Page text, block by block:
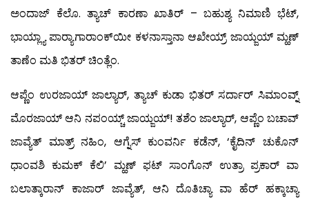
ಅಂದಾಜ್ ಕೆಲೊ. ತ್ಯಾಚ್ ಕಾರಣಾ ಖಾತಿರ್ – ಬಹುಶ್ಯ ನಿಮಾಣಿ ಭೆಟ್,
ಭಾಯ್ಲ್ಯಾ ಪಾರ್‍ಯಾಗಾರಾಂಕ್‍ಯೀ ಕಳನಾಸ್ತಾನಾ ಆಖೇಯ್ರ್ ಜಾಯ್ಜಯ್ ಮ್ಹಣ್
ತಾಣೆಂ ಮತಿ ಭಿತರ್ ಚಿಂತ್ಲೆಂ.
ಆಪ್ಣೆಂ ಉರಜಾಯ್ ಜಾಲ್ಯಾರ್, ತ್ಯಾಚ್ ಕುಡಾ ಭಿತರ್ ಸರ್ದಾರ್ ಸಿಮಾಂವ್ನ್
ಮೊರಜಾಯ್ ಆನಿ ನಪಂಯ್ಚ್ ಜಾಯ್ಜಯ್! ತಶೆಂ ಜಾಲ್ಯಾರ್, ಆಪ್ಣೆಂ ಬಚಾವ್
ಜಾವ್ಯೆತ್ ಮಾತ್ರ್ ನಹಿಂ, ಆಗ್ನೆಸ್ ಕುಂವರ್ನಿ ಕಡೆನ್, ‘ಕೈದಿನ್ ಚುಕೊನ್
ಧಾಂವಶಿ ಕುಮಕ್ ಕೆಲಿ’ ಮ್ಹಣ್ ಫಟ್ ಸಾಂಗೊನ್ ಉತ್ರಾ ಪ್ರಕಾರ್ ವಾ
ಬಲಾತ್ಕಾರಾನ್ ಕಾಜಾರ್ ಜಾವ್ಯೆತ್, ಆನಿ ದೊತಿಚ್ಯಾ ವಾ ಹೆರ್ ಹಕ್ಕಾಚ್ಯಾ